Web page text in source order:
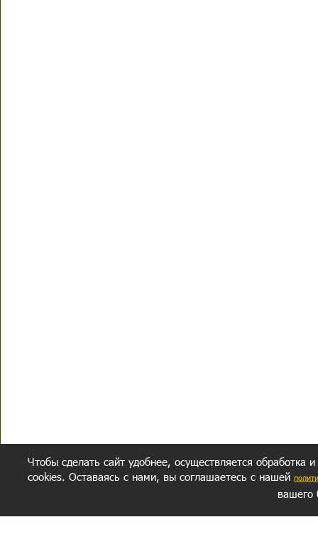
Чтобы сделать сайт удобнее, осуществляется обработка
cookies. Оставаясь с нами, вы соглашаетесь с нашей
вашего